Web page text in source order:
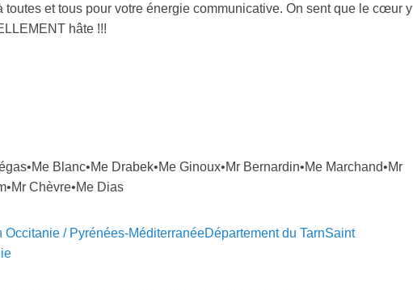
toutes et tous pour votre énergie communicative. On sent que le cœur y
hâte !!!
Blanc•Me Drabek•Me Ginoux•Mr Bernardin•Me Marchand•Mr
Chèvre•Me Dias
Occitanie / Pyrénées-MéditerranéeDépartement du TarnSaint